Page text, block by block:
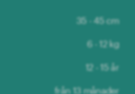
35 - 45 cm
6 - 12 kg
12 - 15 år
från 13 månader